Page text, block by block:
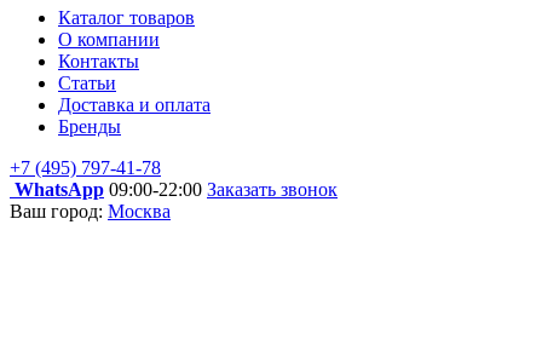
Каталог товаров
О компании
Контакты
Статьи
Доставка и оплата
Бренды
+7 (495) 797-41-78
WhatsApp 09:00-22:00 Заказать звонок
Ваш город: Москва